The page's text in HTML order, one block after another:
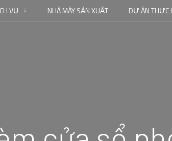
VỤ NHÀ MÁY SẢN XUẤT DỰ ÁN THỰC